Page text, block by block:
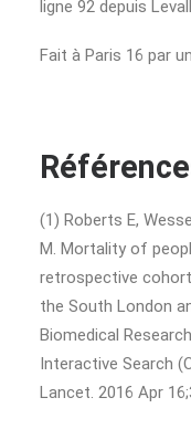
ligne 92 depuis
Fait à Paris 16 par
(1) Roberts E,
M. Mortality of
retrospective
the South London
Biomedical
Interactive Search
Lancet. 2016 Apr